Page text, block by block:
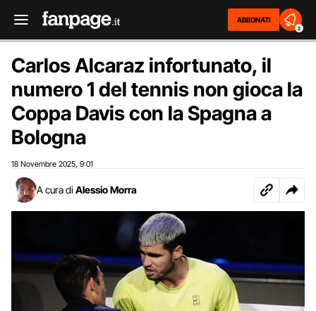
ABBONATI
2
Carlos Alcaraz infortunato, il
numero 1 del tennis non gioca la
Coppa Davis con la Spagna a
Bologna
18 Novembre 2025 9:01
A cura di Alessio Morra